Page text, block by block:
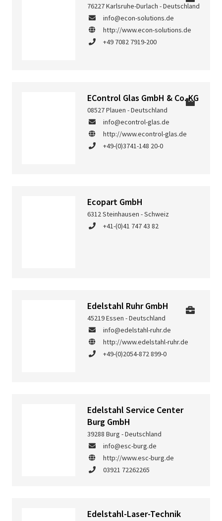
76227 Karlsruhe-Durlach - Deutschland
info@econ-solutions.de
http://www.econ-solutions.de
+49 7082 7919-200
EControl Glas GmbH & Co. KG
08527 Plauen - Deutschland
info@econtrol-glas.de
http://www.econtrol-glas.de
+49-(0)3741-148 20-0
Ecopart GmbH
6312 Steinhausen - Schweiz
+41-(0)41 747 43 82
Edelstahl Ruhr GmbH
45219 Essen - Deutschland
info@edelstahl-ruhr.de
http://www.edelstahl-ruhr.de
+49-(0)2054-872 899-0
Edelstahl Service Center
Burg GmbH
39288 Burg - Deutschland
info@esc-burg.de
http://www.esc-burg.de
03921 72262265
Edelstahl-Laser-Technik